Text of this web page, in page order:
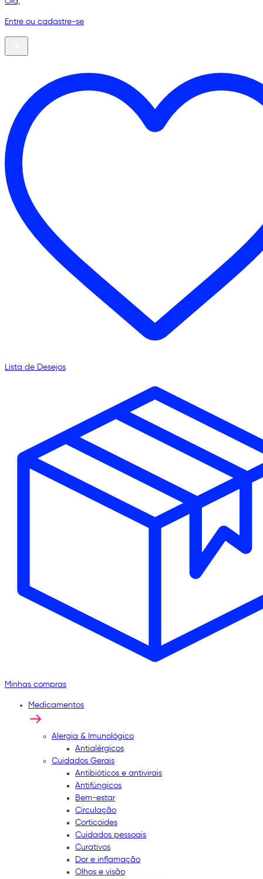
Entre ou cadastre-se
Lista de Desejos
Minhas compras
Medicamentos
Alergia & Imunológico
Antialérgicos
Cuidados Gerais
Antibióticos e antivirais
Antifúngicos
Bem-estar
Circulação
Corticoides
Cuidados pessoais
Curativos
Dor e inflamação
Olhos e visão